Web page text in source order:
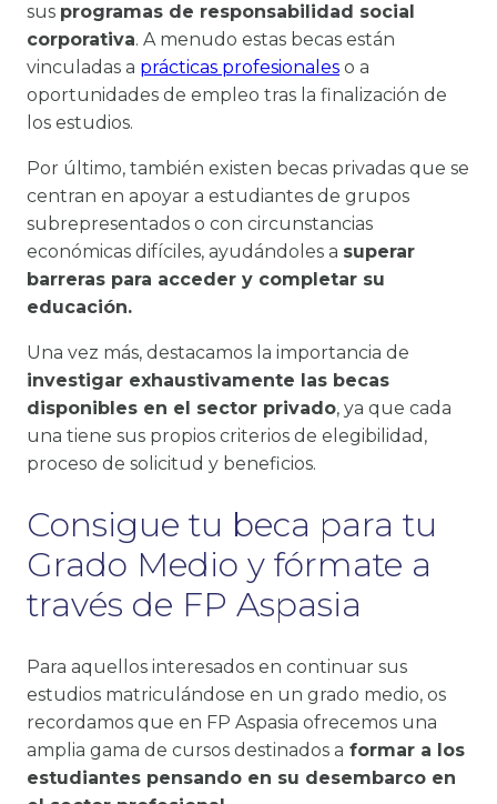
sus programas de responsabilidad social
corporativa. A menudo estas becas están
vinculadas a prácticas profesionales o a
oportunidades de empleo tras la finalización de
los estudios.
Por último, también existen becas privadas que se
centran en apoyar a estudiantes de grupos
subrepresentados o con circunstancias
económicas difíciles, ayudándoles a superar
barreras para acceder y completar su
educación.
Una vez más, destacamos la importancia de
investigar exhaustivamente las becas
disponibles en el sector privado, ya que cada
una tiene sus propios criterios de elegibilidad,
proceso de solicitud y beneficios.
Consigue tu beca para tu
Grado Medio y fórmate a
través de FP Aspasia
Para aquellos interesados en continuar sus
estudios matriculándose en un grado medio, os
recordamos que en FP Aspasia ofrecemos una
amplia gama de cursos destinados a formar a los
estudiantes pensando en su desembarco en